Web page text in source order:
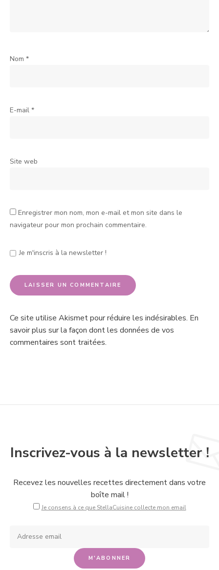
Nom *
E-mail *
Site web
Enregistrer mon nom, mon e-mail et mon site dans le
navigateur pour mon prochain commentaire.
Je m'inscris à la newsletter !
Ce site utilise Akismet pour réduire les indésirables. En
savoir plus sur la façon dont les données de vos
commentaires sont traitées.
Inscrivez-vous à la newsletter !
Recevez les nouvelles recettes directement dans votre
boîte mail !
Je consens à ce que StellaCuisine collecte mon email